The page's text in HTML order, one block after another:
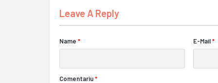
Leave A Reply
Name * E-Mail *
Comentariu*